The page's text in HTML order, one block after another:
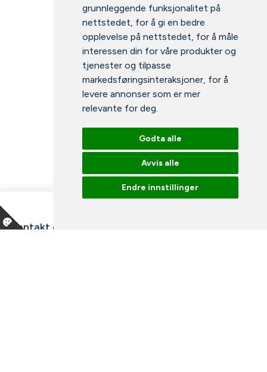
grunnleggende funksjonalitet på
nettstedet, for å gi en bedre
opplevelse på nettstedet, for å måle
interessen din for våre produkter og
tjenester og tilpasse
markedsføringsinteraksjoner, for å
levere annonser som er mer
relevante for deg.
Godta alle
Avvis alle
Endre innstillinger
Kontakt oss